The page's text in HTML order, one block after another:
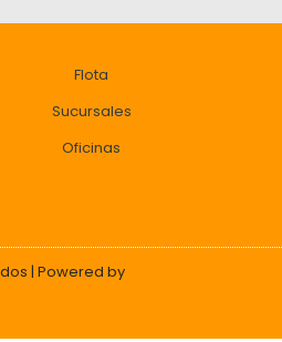
Flota
Sucursales
Oficinas
| Powered by